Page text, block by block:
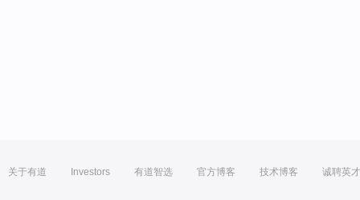
关于有道 Investors 有道智选 官方博客 技术博客 诚聘英才